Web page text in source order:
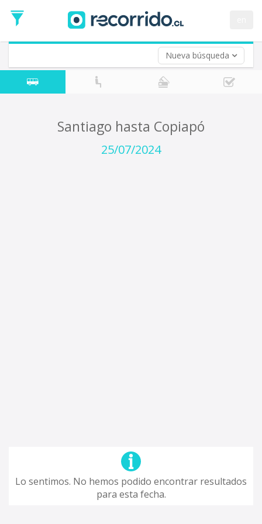
Nueva búsqueda
de
Ida
Vuelta (opcional)
Fecha
de
Santiago hasta Copiapó
25/07/2024
Lo sentimos. No hemos podido encontrar resultados
para esta fecha.